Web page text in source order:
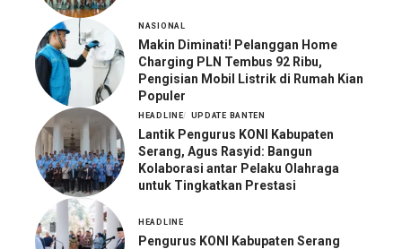
NASIONAL
Makin Diminati! Pelanggan Home
Charging PLN Tembus 92 Ribu,
Pengisian Mobil Listrik di Rumah Kian
Populer
HEADLINE UPDATE BANTEN
Lantik Pengurus KONI Kabupaten
Serang, Agus Rasyid: Bangun
Kolaborasi antar Pelaku Olahraga
untuk Tingkatkan Prestasi
HEADLINE
Pengurus KONI Kabupaten Serang